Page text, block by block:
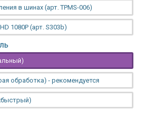
в шинах (арт. TPMS-006)
1080P (арт. S303b)
обработка) - рекомендуется